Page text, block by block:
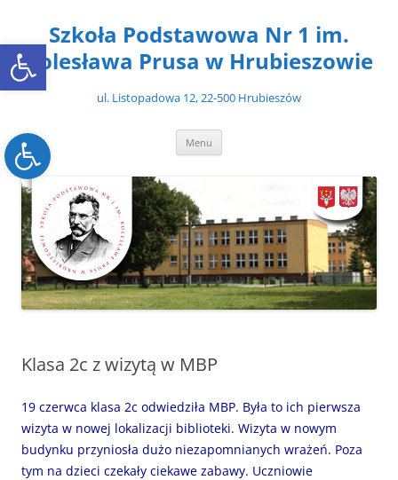
Open toolbar
Open toolbar
treściSzkoła Podstawowa Nr 1 im.
Bolesława Prusa w Hrubieszowie
ul. Listopadowa 12, 22-500 Hrubieszów
Menu
Klasa 2c z wizytą w MBP
19 czerwca klasa 2c odwiedziła MBP. Była to ich pierwsza
wizyta w nowej lokalizacji biblioteki. Wizyta w nowym
budynku przyniosła dużo niezapomnianych wrażeń. Poza
tym na dzieci czekały ciekawe zabawy. Uczniowie